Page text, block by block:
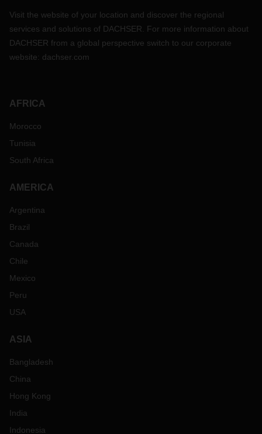
Visit the website of your location and discover the regional
services and solutions of DACHSER. For more information about
DACHSER from a global perspective switch to our corporate
website: dachser.com
AFRICA
Morocco
Tunisia
South Africa
AMERICA
Argentina
Brazil
Canada
Chile
Mexico
Peru
USA
ASIA
Bangladesh
China
Hong Kong
India
Indonesia